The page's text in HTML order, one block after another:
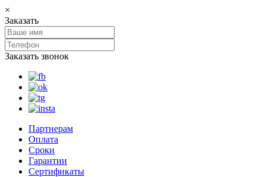
×
Заказать
Заказать звонок
Партнерам
Оплата
Сроки
Гарантии
Сертификаты